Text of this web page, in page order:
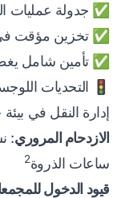
✅ جدولة عمليات
✅ تخزين مؤقت
✅ تأمين شامل
🚦 التحديات
إدارة النقل في
الازدحام المروري:
ساعات الذروة2
قيود الدخول